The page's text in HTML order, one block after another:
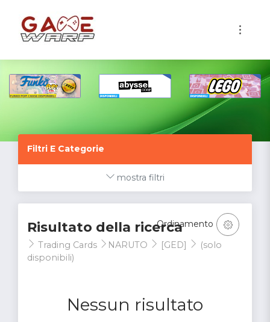
Filtri E Categorie
mostra filtri
Risultato della ricerca
Trading Cards NARUTO [GED]
(solo
disponibili)
Nessun risultato
Ordinamento